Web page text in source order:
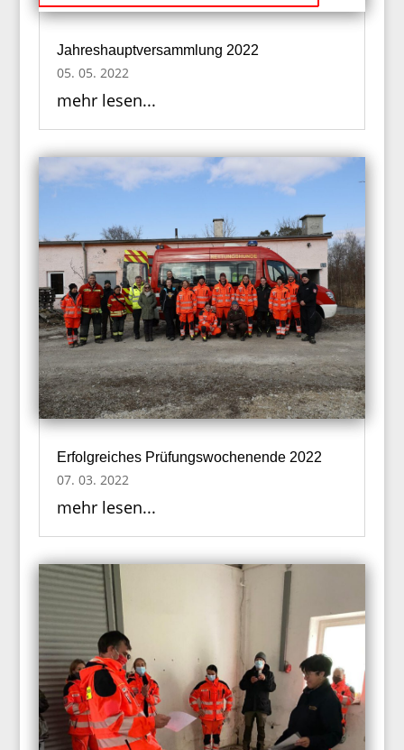
Jahreshauptversammlung 2022
05. 05. 2022
mehr lesen...
Erfolgreiches Prüfungswochenende 2022
07. 03. 2022
mehr lesen...